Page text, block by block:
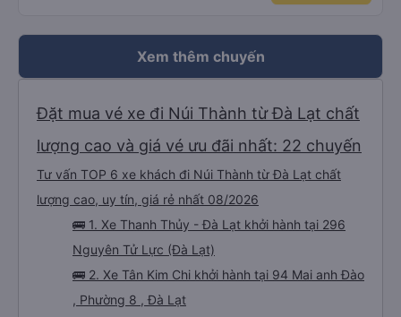
Xem thêm chuyến
Đặt mua vé xe đi Núi Thành từ Đà Lạt chất
lượng cao và giá vé ưu đãi nhất: 22 chuyến
Tư vấn TOP 6 xe khách đi Núi Thành từ Đà Lạt chất
lượng cao, uy tín, giá rẻ nhất 08/2026
🚌 1. Xe Thanh Thủy - Đà Lạt khởi hành tại 296
Nguyên Tử Lực (Đà Lạt)
🚌 2. Xe Tân Kim Chi khởi hành tại 94 Mai anh Đào
, Phường 8 , Đà Lạt